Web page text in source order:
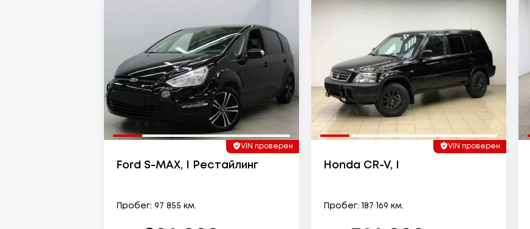
VIN проверен
Ford S-MAX, I Рестайлинг
Пробег: 97 855 км.
VIN проверен
Honda CR-V, I
Пробег: 187 169 км.